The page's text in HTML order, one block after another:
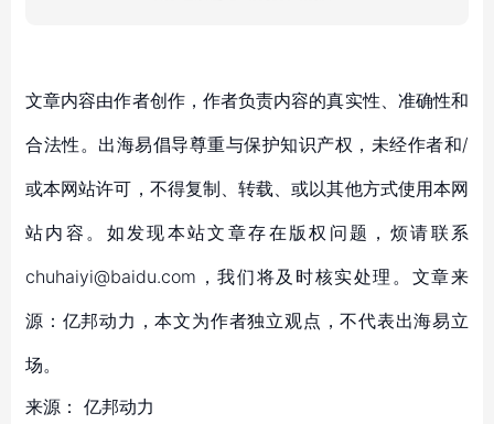
文章内容由作者创作，作者负责内容的真实性、准确性和
合法性。出海易倡导尊重与保护知识产权，未经作者和/
或本网站许可，不得复制、转载、或以其他方式使用本网
站内容。如发现本站文章存在版权问题，烦请联系
chuhaiyi@baidu.com，我们将及时核实处理。文章来
源：亿邦动力，本文为作者独立观点，不代表出海易立
场。
来源： 亿邦动力